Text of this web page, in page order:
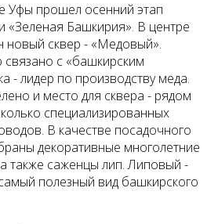
Уфы прошел осенний этап
«Зеленая Башкирия». В центре
новый сквер - «Медовый».
с «башкирским
- лидер по производству меда.
и место для сквера - рядом
специализированных
В качестве посадочного
декоративные многолетние
а также саженцы лип. Липовый -
полезный вид башкирского